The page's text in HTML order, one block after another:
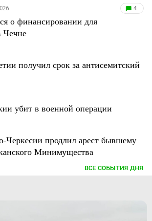
4
о финансировании для
Чечне
получил срок за антисемитский
убит в военной операции
Черкесии продлил арест бывшему
Минимущества
ВСЕ СОБЫТИЯ ДНЯ